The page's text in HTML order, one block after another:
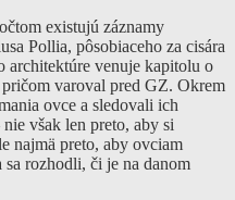
existujú záznamy
Pollia, pôsobiaceho za cisára
architektúre venuje kapitolu o
varoval pred GZ. Okrem
ovce a sledovali ich
však len preto, aby si
najmä preto, aby ovciam
rozhodli, či je na danom